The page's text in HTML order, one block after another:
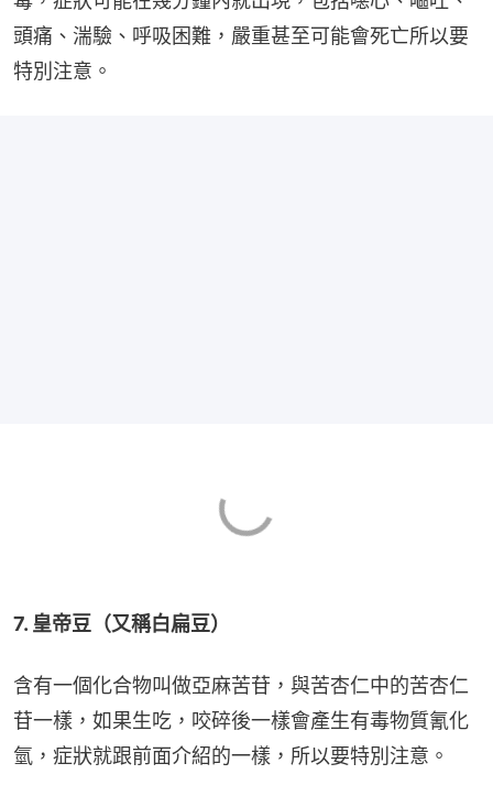
頭痛、湍驗、呼吸困難，嚴重甚至可能會死亡所以要
特別注意。
7. 皇帝豆﻿（又稱白扁豆）
含有一個化合物叫做亞麻苦苷，與苦杏仁中的苦杏仁
苷一樣，如果生吃，咬碎後一樣會產生有毒物質氰化
氫，症狀就跟前面介紹的一樣，所以要特別注意。